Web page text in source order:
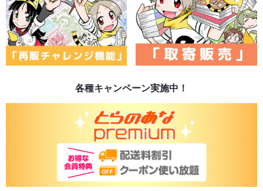
各種キャンペーン実施中！